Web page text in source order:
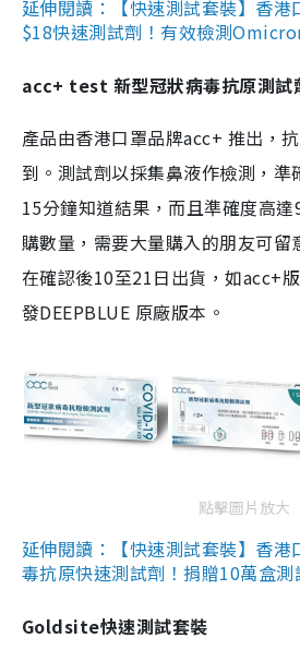
延伸閱讀：【快速測試套裝】香
$18快速測試劑！有效檢測
acc+ test 新型冠狀病毒抗原測試
產品由香港口罩品牌acc+ 推出，
到。測試劑以採集鼻液作檢測，
15分鐘知道結果，而且準確度高
購數量，需要大量購入的朋友可留
在確認後10至21日出貨，如acc+
發DEEPBLUE 原廠版本。
點擊圖片放大
延伸閱讀：【快速測試套裝】香
毒抗原快速測試劑！捐贈10萬盒
Goldsite快速測試套裝